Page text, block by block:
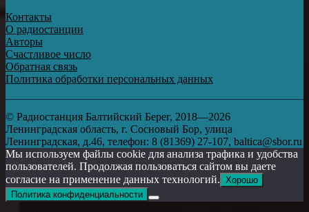
Контакты
О радиостанции
Авторы
Счастливое число
Обратная связь
Политика обработки персональных данных
© Радиостанция Балтийский Берег, 2018—2026
Ленинградская область, г. Сосновый Бор, улица
Ленинградская, д.46, телефон: 8 (81369) 27-107, baltica@sbor.ru
Мы используем файлы cookie для анализа трафика и удобства
пользователей. Продолжая пользоваться сайтом вы даете
согласие на применение данных технологий. Хорошо
Политика конфиденциальности